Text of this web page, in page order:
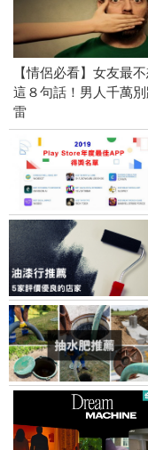
【情侶必看】女友最
這８句話！男人千萬
雷